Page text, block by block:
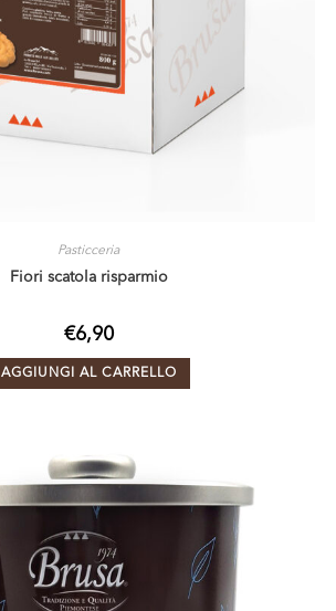
Pasticceria
Fiori scatola risparmio
€6,90
AGGIUNGI AL CARRELLO